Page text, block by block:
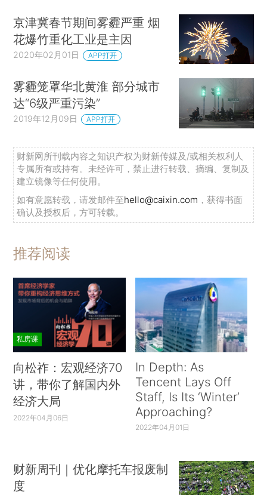
京津冀春节期间雾霾严重 烟
花爆竹重化工业是主因
2020年02月01日 APP打开
雾霾笼罩华北黄淮 部分城市
达“6级严重污染”
2019年12月09日 APP打开
财新网所刊载内容之知识产权为财新传媒及/或相关权利人
专属所有或持有。未经许可，禁止进行转载、摘编、复制及
建立镜像等任何使用。
如有意愿转载，请发邮件至hello@caixin.com ，获得书面
确认及授权后，方可转载。
推荐阅读
私房课
向松祚：宏观经济70
讲，带你了解国内外
经济大局
2022年04月06日
In Depth: As
Tencent Lays Off
Staff, Is Its ‘Winter’
Approaching?
2022年04月01日
财新周刊｜优化摩托车报废制
度